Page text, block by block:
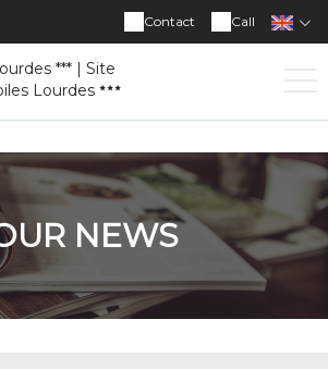
Call
Contact
*** | Site
Lourdes
NEWS